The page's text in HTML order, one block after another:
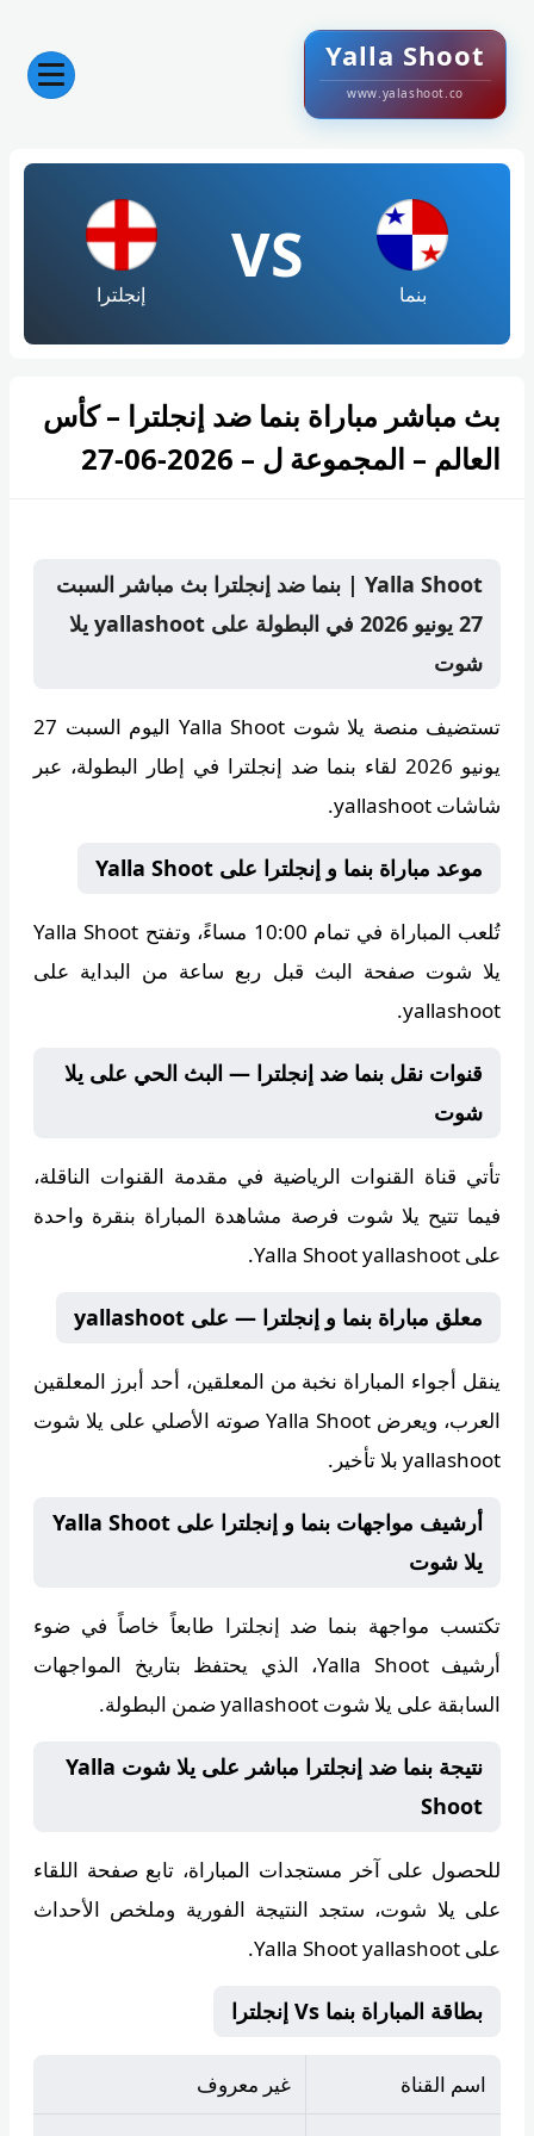
Yalla Shoot
www.yalashoot.co
بنما
VS
إنجلترا
بث مباشر مباراة بنما ضد إنجلترا – كأس
العالم – المجموعة ل – 2026-06-27
Yalla Shoot | بنما ضد إنجلترا بث مباشر السبت
27 يونيو 2026 في البطولة على yallashoot يلا
شوت
تستضيف منصة يلا شوت Yalla Shoot
اليوم السبت 27
يونيو 2026 لقاء بنما ضد إنجلترا في إطار البطولة، عبر
شاشات yallashoot.
موعد مباراة بنما و إنجلترا على Yalla Shoot
تُلعب المباراة في تمام 10:00 مساءً ، وتفتح Yalla Shoot
يلا شوت صفحة البث قبل ربع ساعة من البداية على
yallashoot.
قنوات نقل بنما ضد إنجلترا — البث الحي على يلا
شوت
تأتي قناة القنوات الرياضية في مقدمة القنوات الناقلة،
فيما تتيح يلا شوت فرصة مشاهدة المباراة بنقرة واحدة
على Yalla Shoot yallashoot.
معلق مباراة بنما و إنجلترا — على yallashoot
ينقل أجواء المباراة نخبة من المعلقين، أحد أبرز المعلقين
العرب، ويعرض Yalla Shoot صوته الأصلي على يلا شوت
yallashoot بلا تأخير.
أرشيف مواجهات بنما و إنجلترا على Yalla Shoot
يلا شوت
تكتسب مواجهة بنما ضد إنجلترا طابعاً خاصاً في ضوء
أرشيفYalla Shoot، الذي يحتفظ بتاريخ المواجهات
السابقة على يلا شوت yallashoot ضمن البطولة.
نتيجة بنما ضد إنجلترا مباشر على يلا شوت Yalla
Shoot
للحصول على آخر مستجدات المباراة، تابع صفحة اللقاء
على يلا شوت، ستجد النتيجة الفورية وملخص الأحداث
على Yalla Shoot yallashoot.
بطاقة المباراة بنما Vs إنجلترا
اسم القناة غير معروف